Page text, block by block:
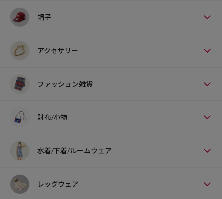
帽子
アクセサリー
ファッション雑貨
財布/小物
水着/下着/ルームウェア
レッグウェア